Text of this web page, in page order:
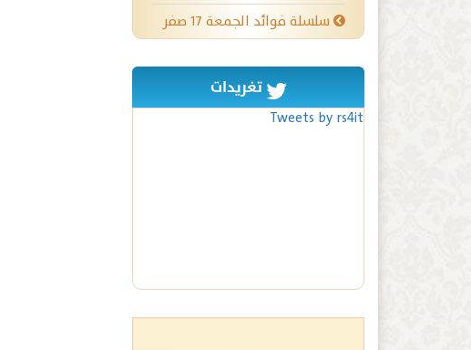
سلسلة فوائد الجمعة ١٧ صفر
تغريدات
Tweets by rs4it